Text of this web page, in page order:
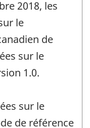
2018, les
le
de
sur le
1.0.
sur le
de référence